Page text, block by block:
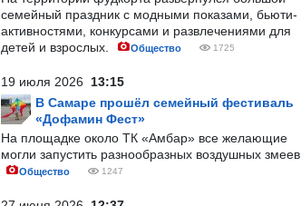
семейный праздник с модными показами, бьюти-
активностями, конкурсами и развлечениями для
детей и взрослых.
Общество 1725
19 июля 2026 13:15
В Самаре прошёл семейный фестиваль
«Дофамин Фест»
На площадке около ТК «Амбар» все желающие
могли запустить разнообразных воздушных змеев.
Общество 1247